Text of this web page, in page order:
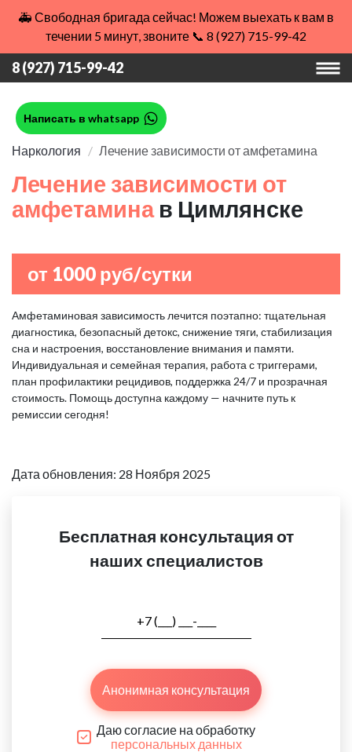
🚑 Свободная бригада сейчас! Можем выехать к вам в
течении 5 минут, звоните 📞 8 (927) 715-99-42
8 (927) 715-99-42
Написать в whatsapp
Наркология Лечение зависимости от амфетамина
Лечение зависимости от
амфетамина в Цимлянске
от 1000 руб/сутки
Амфетаминовая зависимость лечится поэтапно: тщательная
диагностика, безопасный детокс, снижение тяги, стабилизация
сна и настроения, восстановление внимания и памяти.
Индивидуальная и семейная терапия, работа с триггерами,
план профилактики рецидивов, поддержка 24/7 и прозрачная
стоимость. Помощь доступна каждому — начните путь к
ремиссии сегодня!
Дата обновления: 28 Ноября 2025
Бесплатная консультация от
наших специалистов
Анонимная консультация
Даю согласие на обработку
персональных данных